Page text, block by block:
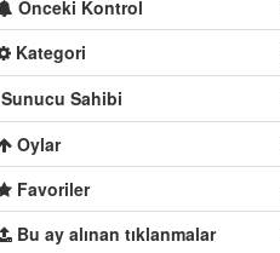
Önceki Kontrol
Kategori
Sunucu Sahibi
Oylar
Favoriler
Bu ay alınan tıklanmalar